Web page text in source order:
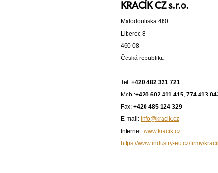
KRACÍK CZ s.r.o.
Malodoubská 460
Liberec 8
460 08
Česká republika
Tel.:+420 482 321 721
Mob.:+420 602 411 415, 774 413
Fax: +420 485 124 329
E-mail: info@kracik.cz
Internet: www.kracik.cz
https://www.industry-eu.cz/firmy/